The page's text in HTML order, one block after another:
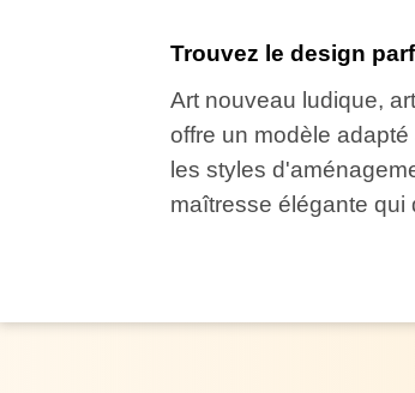
Trouvez le design
Art nouveau ludique,
offre un modèle
les styles
maîtresse élégante qui